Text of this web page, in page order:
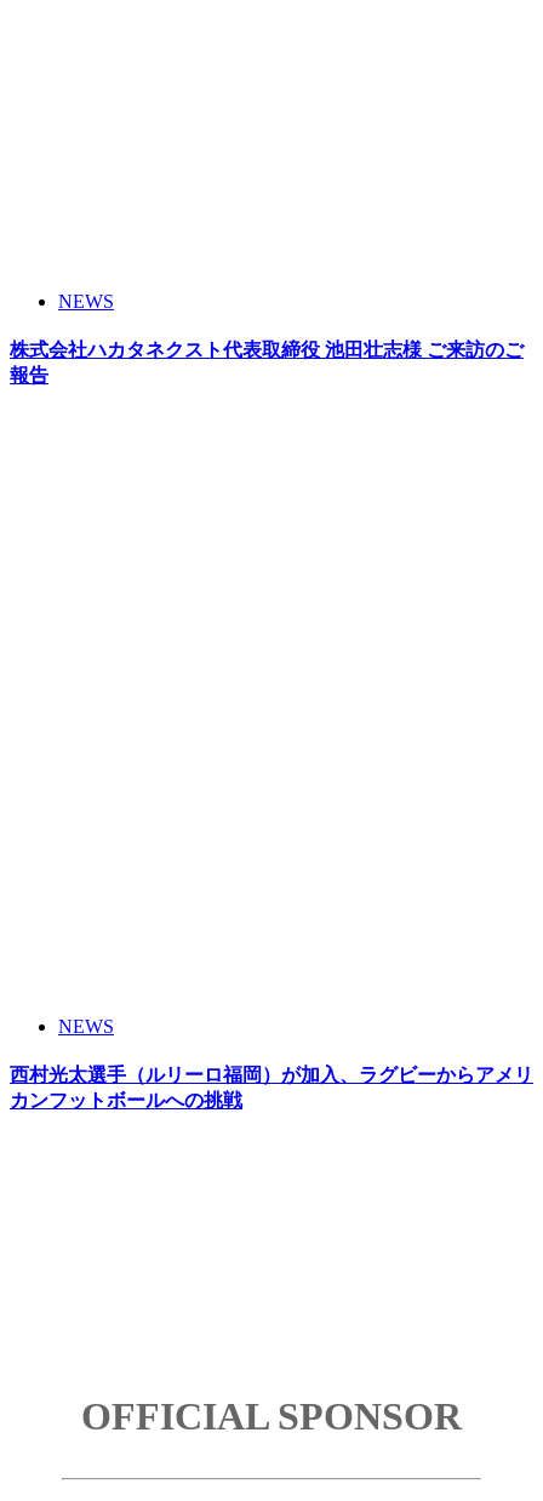
NEWS
株式会社ハカタネクスト代表取締役 池田壮志様 ご来訪のご
報告
NEWS
西村光太選手（ルリーロ福岡）が加入、ラグビーからアメリ
カンフットボールへの挑戦
OFFICIAL SPONSOR